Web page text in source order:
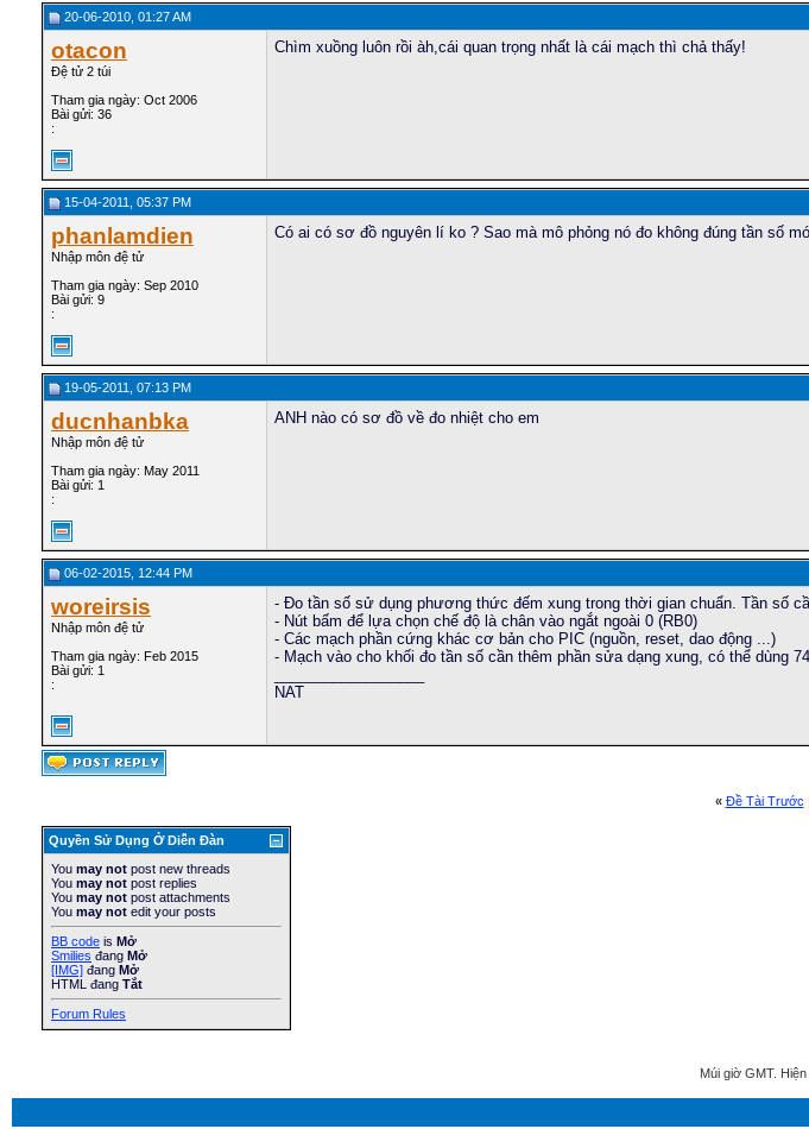
20-06-2010, 01:27 AM
otacon
Đệ tử 2 túi
Tham gia ngày: Oct 2006
Bài gửi: 36
:
Chìm xuồng luôn rồi àh,cái quan trọng nhất là cái mạch thì chả thấy!
15-04-2011, 05:37 PM
phanlamdien
Nhập môn đệ tử
Tham gia ngày: Sep 2010
Bài gửi: 9
:
Có ai có sơ đồ nguyên lí ko ? Sao mà mô phỏng nó đo không đúng tần số
19-05-2011, 07:13 PM
ducnhanbka
Nhập môn đệ tử
Tham gia ngày: May 2011
Bài gửi: 1
:
ANH nào có sơ đồ về đo nhiệt cho em
06-02-2015, 12:44 PM
woreirsis
Nhập môn đệ tử
Tham gia ngày: Feb 2015
Bài gửi: 1
:
- Đo tần số sử dụng phương thức đếm xung trong thời gian chuẩn. Tần số
- Nút bấm để lựa chọn chế độ là chân vào ngắt ngoài 0 (RB0)
- Các mạch phần cứng khác cơ bản cho PIC (nguồn, reset, dao động ...)
- Mạch vào cho khối đo tần số cần thêm phần sửa dạng xung, có thể dùng
NAT
« Ðề Tài Trước
Quyền Sử Dụng Ở Diễn Ðàn
You may not post new threads
You may not post replies
You may not post attachments
You may not edit your posts
BB code is Mở
Smilies đang Mở
[IMG] đang Mở
HTML đang Tắt
Forum Rules
Múi giờ GMT. Hiện